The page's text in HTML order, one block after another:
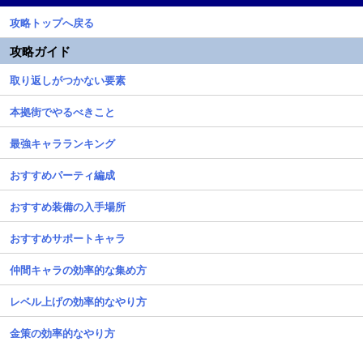
攻略トップへ戻る
攻略ガイド
取り返しがつかない要素
本拠街でやるべきこと
最強キャラランキング
おすすめパーティ編成
おすすめ装備の入手場所
おすすめサポートキャラ
仲間キャラの効率的な集め方
レベル上げの効率的なやり方
金策の効率的なやり方